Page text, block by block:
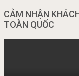
CẢM NHẬN
TOÀN QUỐC